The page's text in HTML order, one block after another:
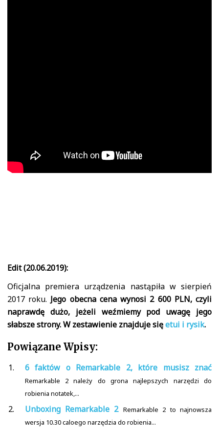
Edit (20.06.2019):
Oficjalna premiera urządzenia nastąpiła w sierpień
2017 roku. Jego obecna cena wynosi 2 600 PLN, czyli
naprawdę dużo, jeżeli weźmiemy pod uwagę jego
słabsze strony. W zestawienie znajduje sięetui i rysik.
Powiązane Wpisy:
6 faktów o Remarkable 2, które musisz znać
Remarkable 2 należy do grona najlepszych narzędzi do
robienia notatek,...
Unboxing Remarkable 2 Remarkable 2 to najnowsza
wersja 10.30 caloego narzędzia do robienia...